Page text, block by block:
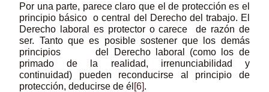
Por una parte, parece claro que el de protección es el
principio básico o central del Derecho del trabajo. El
Derecho laboral es protector o carece de razón de
ser. Tanto que es posible sostener que los demás
principios del Derecho laboral (como los de
primado de la realidad, irrenunciabilidad y
continuidad) pueden reconducirse al principio de
protección, deducirse de él [6].